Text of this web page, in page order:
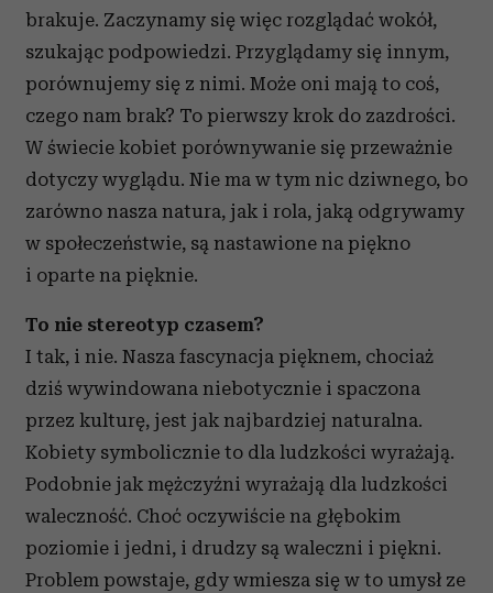
brakuje. Zaczynamy się więc rozglądać wokół,
szukając podpowiedzi. Przyglądamy się innym,
porównujemy się z nimi. Może oni mają to coś,
czego nam brak? To pierwszy krok do zazdrości.
W świecie kobiet porównywanie się przeważnie
dotyczy wyglądu. Nie ma w tym nic dziwnego, bo
zarówno nasza natura, jak i rola, jaką odgrywamy
w społeczeństwie, są nastawione na piękno
i oparte na pięknie.
To nie stereotyp czasem?
I tak, i nie. Nasza fascynacja pięknem, chociaż
dziś wywindowana niebotycznie i spaczona
przez kulturę, jest jak najbardziej naturalna.
Kobiety symbolicznie to dla ludzkości wyrażają.
Podobnie jak mężczyźni wyrażają dla ludzkości
waleczność. Choć oczywiście na głębokim
poziomie i jedni, i drudzy są waleczni i piękni.
Problem powstaje, gdy wmiesza się w to umysł ze